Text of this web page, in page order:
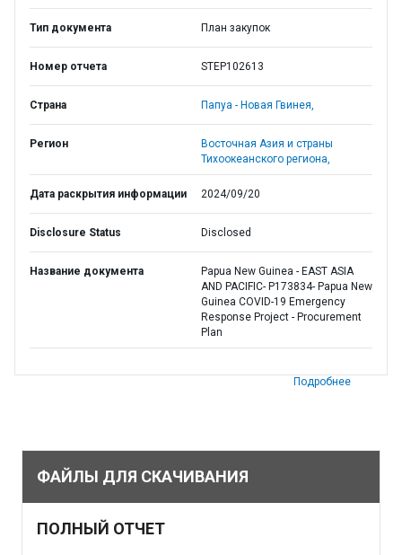
Тип документа План закупок
Номер отчета STEP102613
Страна Папуа - Новая Гвинея,
Регион
Восточная Азия и страны
Тихоокеанского региона,
Дата раскрытия информации 2024/09/20
Disclosure Status Disclosed
Название документа
Papua New Guinea - EAST ASIA
AND PACIFIC- P173834- Papua New
Guinea COVID-19 Emergency
Response Project - Procurement
Plan
Подробнее
ФАЙЛЫ ДЛЯ СКАЧИВАНИЯ
ПОЛНЫЙ ОТЧЕТ